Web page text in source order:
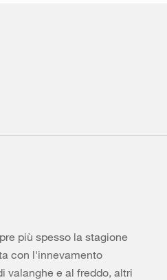
più spesso la stagione
con l'innevamento
valanghe e al freddo, altri